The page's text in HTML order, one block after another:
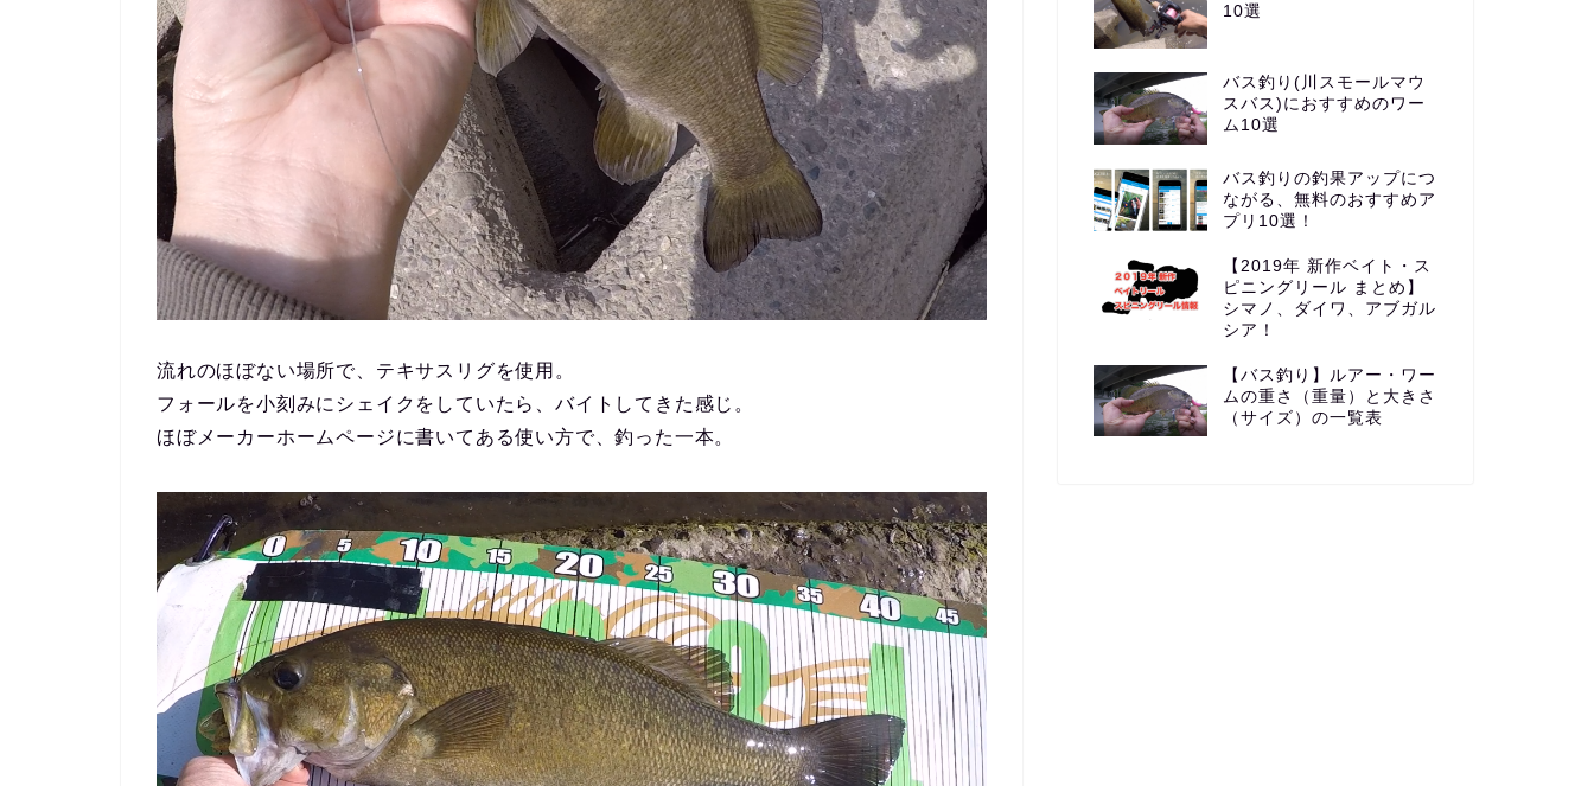
流れのほぼない場所で、テキサスリグを使用。
フォールを小刻みにシェイクをしていたら、バイトしてきた感じ。
ほぼメーカーホームページに書いてある使い方で、釣った一本。
10選
バス釣り(川スモールマウ
スバス)におすすめのワー
ム10選
バス釣りの釣果アップにつ
ながる、無料のおすすめア
プリ10選！
【2019年 新作ベイト・ス
ピニングリール まとめ】
シマノ、ダイワ、アブガル
シア！
【バス釣り】ルアー・ワー
ムの重さ（重量）と大きさ
（サイズ）の一覧表